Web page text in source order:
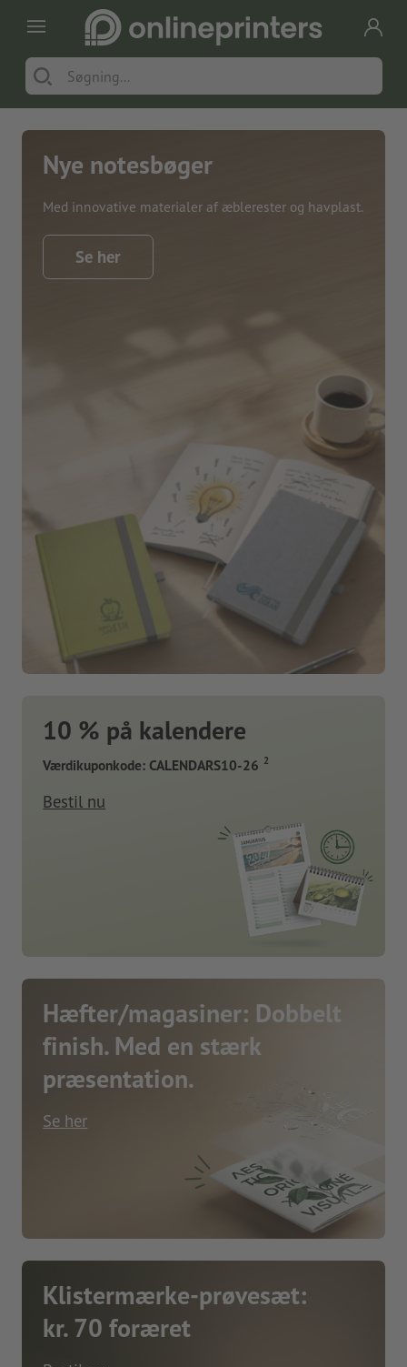
Nye notesbøger
Med innovative materialer af æblerester og havplast.
Se her
10 % på kalendere
Værdikuponkode: CALENDARS10-26 2
Bestil nu
Hæfter/magasiner: Dobbelt
finish. Med en stærk
præsentation.
Se her
Klistermærke-prøvesæt:
kr. 70 foræret